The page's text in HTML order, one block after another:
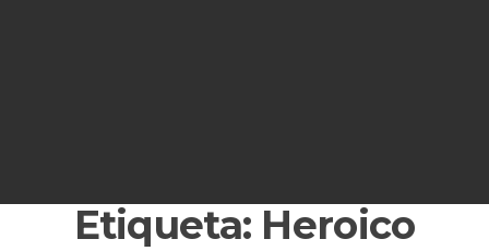
Etiqueta: Heroico